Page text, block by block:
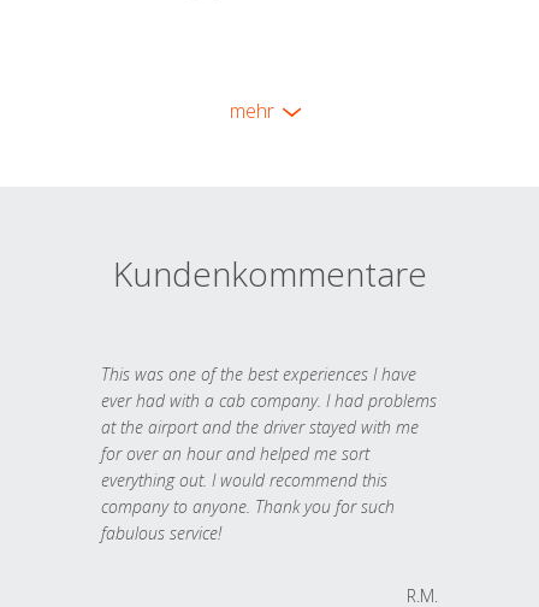
mehr
Kundenkommentare
This was one of the best experiences I have
ever had with a cab company. I had problems
at the airport and the driver stayed with me
for over an hour and helped me sort
everything out. I would recommend this
company to anyone. Thank you for such
fabulous service!
R.M.